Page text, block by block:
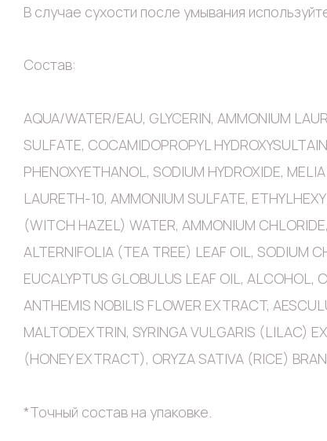
В случае сухости после умывания
Состав:
AQUA/WATER/EAU, GLYCERIN, AMMONIUM
SULFATE, COCAMIDOPROPYL
PHENOXYETHANOL, SODIUM HYDROXIDE,
LAURETH-10, AMMONIUM SULFATE,
(WITCH HAZEL) WATER, AMMONIUM
ALTERNIFOLIA (TEA TREE) LEAF OIL, SODIUM
EUCALYPTUS GLOBULUS LEAF OIL, ALCOHOL,
ANTHEMIS NOBILIS FLOWER EXTRACT,
MALTODEXTRIN, SYRINGA VULGARIS (LILAC)
(HONEY EXTRACT), ORYZA SATIVA (RICE)
*Точный состав на упаковке.